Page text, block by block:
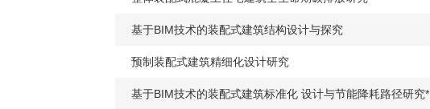
​基于BIM技术的装配式建筑结构设计与探究
​预制装配式建筑精细化设计研究
基于BIM技术的装配式建筑标准化 设计与节能降耗路径研究*